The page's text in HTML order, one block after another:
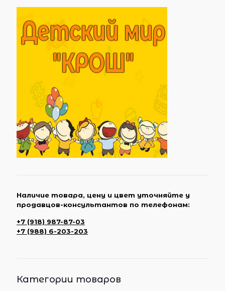
Наличие товара, цену и цвет уточняйте у
продавцов-консультантов по телефонам:
+7 (918) 987-87-03
+7 (988) 6-203-203
Категории товаров